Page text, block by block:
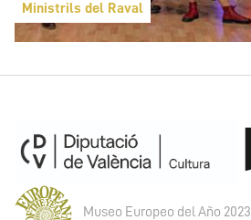
Ministrils del Raval
Museo Europeo del Año 2023